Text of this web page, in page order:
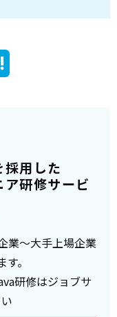
用した
研修サービ
業～大手上場企業
。
研修はジョブサ